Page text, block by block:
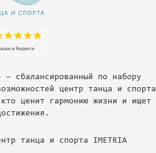
– сбалансированный по набору
центр танца и спорта
ценит гармонию жизни и ищет
танца и спорта IMETRIA